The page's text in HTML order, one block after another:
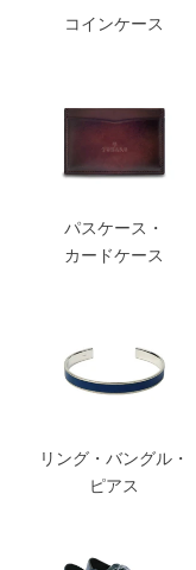
コインケース
パスケース・
カードケース
リング・バングル・
ピアス